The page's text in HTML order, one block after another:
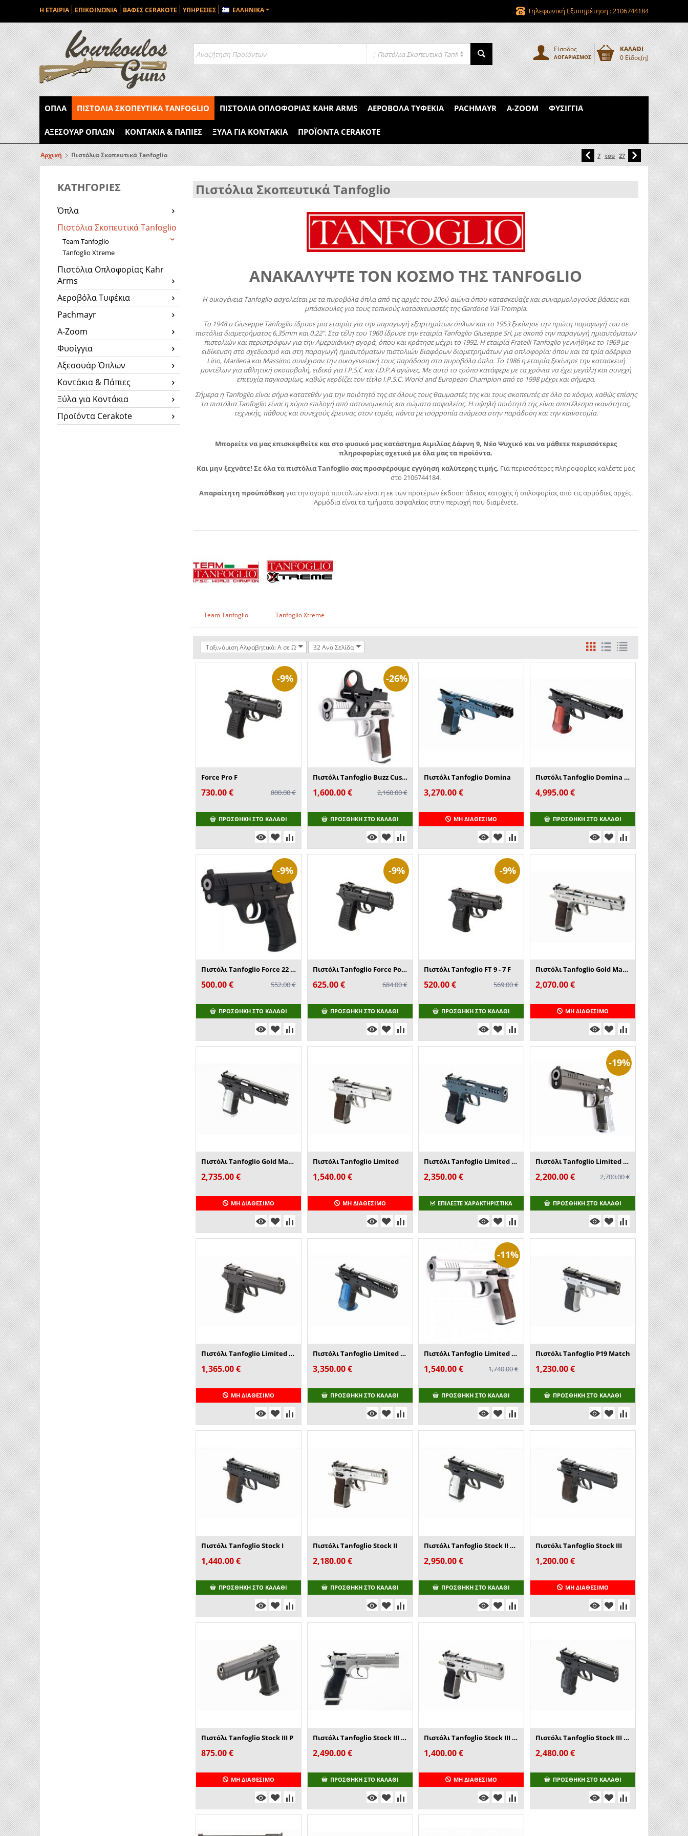
Η ΕΤΑΙΡΙΑ ΕΠΙΚΟΙΝΩΝΙΑ ΒΑΦΕΣ CERAKOTE ΥΠΗΡΕΣΙΕΣ ΕΛΛΗΝΙΚΆ Τηλεφωνική Εξυπηρέτηση : 2106744184
¦ Πιστόλια Σκοπευτικά Tanfoglio
ΚΑΛΑΘΙ
0 Είδος(η)
Είσοδος
ΛΟΓΑΡΙΑΣΜΌΣ
ΌΠΛΑ ΠΙΣΤΌΛΙΑ ΣΚΟΠΕΥΤΙΚΆ TANFOGLIO ΠΙΣΤΌΛΙΑ ΟΠΛΟΦΟΡΊΑΣ KAHR ARMS ΑΕΡΟΒΌΛΑ ΤΥΦΈΚΙΑ PACHMAYR A-ZOOM ΦΥΣΊΓΓΙΑ
ΑΞΕΣΟΥΆΡ ΌΠΛΩΝ ΚΟΝΤΆΚΙΑ & ΠΆΠΙΕΣ ΞΎΛΑ ΓΙΑ ΚΟΝΤΆΚΙΑ ΠΡΟΪΌΝΤΑ CERAKOTE
Αρχική Πιστόλια Σκοπευτικά Tanfoglio 7 του 27
ΚΑΤΗΓΟΡΙΕΣ
Όπλα
Πιστόλια Σκοπευτικά Tanfoglio
Team Tanfoglio
Tanfoglio Xtreme
Πιστόλια Οπλοφορίας Kahr
Arms
Αεροβόλα Τυφέκια
Pachmayr
A-Zoom
Φυσίγγια
Αξεσουάρ Όπλων
Κοντάκια & Πάπιες
Ξύλα για Κοντάκια
Προϊόντα Cerakote
Πιστόλια Σκοπευτικά Tanfoglio
ΑΝΑΚΑΛΥΨΤΕ ΤΟΝ ΚΟΣΜΟ ΤΗΣ TANFOGLIO
Η οικογένεια Tanfoglio ασχολείται με τα πυροβόλα όπλα από τις αρχές του 20ού αιώνα όπου κατασκεύαζε και συναρμολογούσε βάσεις και
μπάσκουλες για τους τοπικούς κατασκευαστές της Gardone Val Trompia.
Το 1948 o Giuseppe Tanfoglio ίδρυσε μια εταιρία για την παραγωγή εξαρτημάτων όπλων και το 1953 ξεκίνησε την πρώτη παραγωγή του σε
πιστόλια διαμετρήματος 6,35mm και 0.22". Στα τέλη του 1960 ίδρυσε την εταιρία Tanfoglio Giuseppe Srl, με σκοπό την παραγωγή ημιαυτόματων
πιστολιών και περιστρόφων για την Αμερικάνικη αγορά, όπου και κράτησε μέχρι το 1992. Η εταιρία Fratelli Tanfoglio γεννήθηκε το 1969 με
ειδίκευση στο σχεδιασμό και στη παραγωγή ημιαυτόματων πιστολιών διαφόρων διαμετρημάτων για οπλοφορία: όπου και τα τρία αδέρφια
Lino, Marilena και Massimo συνέχισαν την οικογενειακή τους παράδοση στα πυροβόλα όπλα. Το 1986 η εταιρία ξεκίνησε την κατασκευή
μοντέλων για αθλητική σκοποβολή, ειδικά για I.P.S.C και I.D.P.A αγώνες. Με αυτό το τρόπο κατάφερε με τα χρόνια να έχει μεγάλη και συνεχή
επιτυχία παγκοσμίως, καθώς κερδίζει τον τίτλο I.P.S.C. World and European Champion από το 1998 μέχρι και σήμερα.
Σήμερα η Tanfoglio είναι σήμα κατατεθέν για την ποιότητά της σε όλους τους θαυμαστές της και τους σκοπευτές σε όλο το κόσμο, καθώς επίσης
τα πιστόλια Tanfoglio είναι η κύρια επιλογή από αστυνομικούς και σώματα ασφαλείας. Η υψηλή ποιότητά της είναι αποτέλεσμα ικανότητας,
τεχνικής, πάθους και συνεχούς έρευνας στον τομέα, πάντα με ισορροπία ανάμεσα στην παράδοση και την καινοτομία.
Μπορείτε να μας επισκεφθείτε και στο φυσικό μας κατάστημα Αιμιλίας Δάφνη 9, Νέο Ψυχικό και να μάθετε περισσότερες
πληροφορίες σχετικά με όλα μας τα προϊόντα.
Και μην ξεχνάτε! Σε όλα τα πιστόλια Tanfoglio σας προσφέρουμε εγγύηση καλύτερης τιμής. Για περισσότερες πληροφορίες καλέστε μας
στο 2106744184.
Απαραίτητη προϋπόθεση για την αγορά πιστολιών είναι η εκ των προτέρων έκδοση άδειας κατοχής ή οπλοφορίας από τις αρμόδιες αρχές.
Αρμόδια είναι τα τμήματα ασφαλείας στην περιοχή που διαμένετε.
Team Tanfoglio Tanfoglio Xtreme
Ταξινόμιση Αλφαβητικά: A σε Ω 32 Ανα Σελίδα
-9%
Force Pro F
730.00€ 800.00€
ΠΡΟΣΘΉΚΗ ΣΤΟ ΚΑΛΆΘΙ
-26%
Πιστόλι Tanfoglio Buzz Custom
1,600.00€ 2,160.00€
ΠΡΟΣΘΉΚΗ ΣΤΟ ΚΑΛΆΘΙ
Πιστόλι Tanfoglio Domina
3,270.00€
ΜΗ ΔΙΑΘΈΣΙΜΟ
Πιστόλι Tanfoglio Domina Xtreme
4,995.00€
ΠΡΟΣΘΉΚΗ ΣΤΟ ΚΑΛΆΘΙ
-9%
Πιστόλι Tanfoglio Force 22 Pocket
500.00€ 552.00€
ΠΡΟΣΘΉΚΗ ΣΤΟ ΚΑΛΆΘΙ
-9%
Πιστόλι Tanfoglio Force Police R
625.00€ 684.00€
ΠΡΟΣΘΉΚΗ ΣΤΟ ΚΑΛΆΘΙ
-9%
Πιστόλι Tanfoglio FT 9 - 7 F
520.00€ 569.00€
ΠΡΟΣΘΉΚΗ ΣΤΟ ΚΑΛΆΘΙ
Πιστόλι Tanfoglio Gold Match
2,070.00€
ΜΗ ΔΙΑΘΈΣΙΜΟ
Πιστόλι Tanfoglio Gold Match Xtreme
2,735.00€
ΜΗ ΔΙΑΘΈΣΙΜΟ
Πιστόλι Tanfoglio Limited
1,540.00€
ΜΗ ΔΙΑΘΈΣΙΜΟ
Πιστόλι Tanfoglio Limited Custom
2,350.00€
ΕΠΙΛΕΞΤΕ ΧΑΡΑΚΤΗΡΙΣΤΙΚΑ
-19%
Πιστόλι Tanfoglio Limited Custom (2016 ve...
2,200.00€ 2,700.00€
ΠΡΟΣΘΉΚΗ ΣΤΟ ΚΑΛΆΘΙ
Πιστόλι Tanfoglio Limited Custom P
1,365.00€
ΜΗ ΔΙΑΘΈΣΙΜΟ
Πιστόλι Tanfoglio Limited Custom Xtreme
3,350.00€
ΠΡΟΣΘΉΚΗ ΣΤΟ ΚΑΛΆΘΙ
-11%
Πιστόλι Tanfoglio Limited Pro
1,540.00€ 1,740.00€
ΠΡΟΣΘΉΚΗ ΣΤΟ ΚΑΛΆΘΙ
Πιστόλι Tanfoglio P19 Match
1,230.00€
ΠΡΟΣΘΉΚΗ ΣΤΟ ΚΑΛΆΘΙ
Πιστόλι Tanfoglio Stock I
1,440.00€
ΠΡΟΣΘΉΚΗ ΣΤΟ ΚΑΛΆΘΙ
Πιστόλι Tanfoglio Stock II
2,180.00€
ΠΡΟΣΘΉΚΗ ΣΤΟ ΚΑΛΆΘΙ
Πιστόλι Tanfoglio Stock II Xtreme
2,950.00€
ΠΡΟΣΘΉΚΗ ΣΤΟ ΚΑΛΆΘΙ
Πιστόλι Tanfoglio Stock III
1,200.00€
ΜΗ ΔΙΑΘΈΣΙΜΟ
Πιστόλι Tanfoglio Stock III P
875.00€
ΜΗ ΔΙΑΘΈΣΙΜΟ
Πιστόλι Tanfoglio Stock III Pro
2,490.00€
ΠΡΟΣΘΉΚΗ ΣΤΟ ΚΑΛΆΘΙ
Πιστόλι Tanfoglio Stock III Special
1,400.00€
ΜΗ ΔΙΑΘΈΣΙΜΟ
Πιστόλι Tanfoglio Stock III Xtreme
2,480.00€
ΠΡΟΣΘΉΚΗ ΣΤΟ ΚΑΛΆΘΙ